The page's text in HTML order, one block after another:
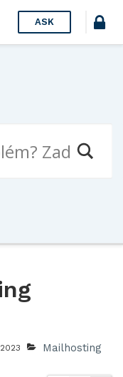
ASK
2023 Mailhosting